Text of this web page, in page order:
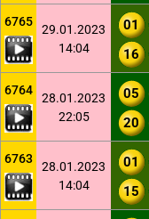
6765
29.01.2023
14:04
01
16
6764
28.01.2023
22:05
05
20
6763
28.01.2023
14:04
01
15